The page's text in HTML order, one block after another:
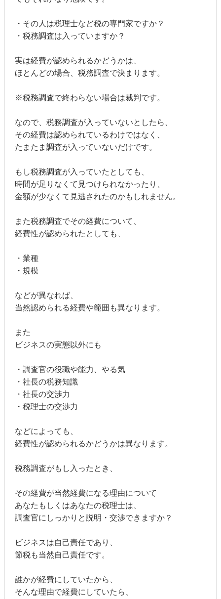
・その人は税理士など税の専門家ですか？
・税務調査は入っていますか？
実は経費が認められるかどうかは、
ほとんどの場合、税務調査で決まります。
※税務調査で終わらない場合は裁判です。
なので、税務調査が入っていないとしたら、
その経費は認められているわけではなく、
たまたま調査が入っていないだけです。
もし税務調査が入っていたとしても、
時間が足りなくて見つけられなかったり、
金額が少なくて見逃されたのかもしれません。
また税務調査でその経費について、
経費性が認められたとしても、
・業種
・規模
などが異なれば、
当然認められる経費や範囲も異なります。
また
ビジネスの実態以外にも
・調査官の役職や能力、やる気
・社長の税務知識
・社長の交渉力
・税理士の交渉力
などによっても、
経費性が認められるかどうかは異なります。
税務調査がもし入ったとき、
その経費が当然経費になる理由について
あなたもしくはあなたの税理士は、
調査官にしっかりと説明・交渉できますか？
ビジネスは自己責任であり、
節税も当然自己責任です。
誰かが経費にしていたから、
そんな理由で経費にしていたら、